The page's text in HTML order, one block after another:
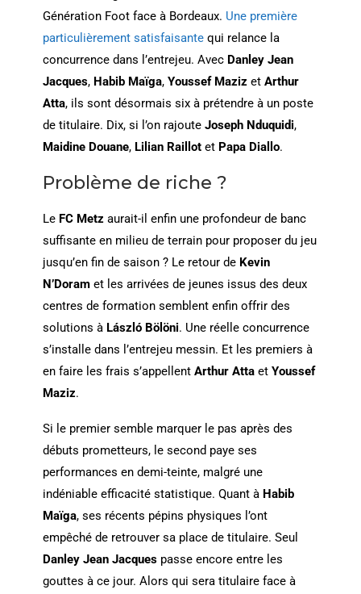
Génération Foot face à Bordeaux. Une première
particulièrement satisfaisantequi relance la
concurrence dans l’entrejeu. Avec Danley Jean
Jacques, Habib Maïga, Youssef Mazizet Arthur
Atta, ils sont désormais six à prétendre à un poste
de titulaire. Dix, si l’on rajoute Joseph Nduquidi,
Maidine Douane, Lilian Raillotet Papa Diallo.
Problème de riche ?
Le FC Metzaurait-il enfin une profondeur de banc
suffisante en milieu de terrain pour proposer du jeu
jusqu’en fin de saison ? Le retour de Kevin
N’Doramet les arrivées de jeunes issus des deux
centres de formation semblent enfin offrir des
solutions à László Bölöni. Une réelle concurrence
s’installe dans l’entrejeu messin. Et les premiers à
en faire les frais s’appellent Arthur Attaet Youssef
Maziz.
Si le premier semble marquer le pas après des
débuts prometteurs, le second paye ses
performances en demi-teinte, malgré une
indéniable efficacité statistique. Quant à Habib
Maïga, ses récents pépins physiques l’ont
empêché de retrouver sa place de titulaire. Seul
Danley Jean Jacquespasse encore entre les
gouttes à ce jour. Alors qui sera titulaire face à